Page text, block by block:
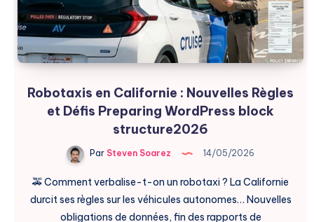
Robotaxis en Californie : Nouvelles Règles
et Défis Preparing WordPress block
structure2026
Par Steven Soarez 14/05/2026
🚕 Comment verbalise-t-on un robotaxi ? La Californie
durcit ses règles sur les véhicules autonomes… Nouvelles
obligations de données, fin des rapports de